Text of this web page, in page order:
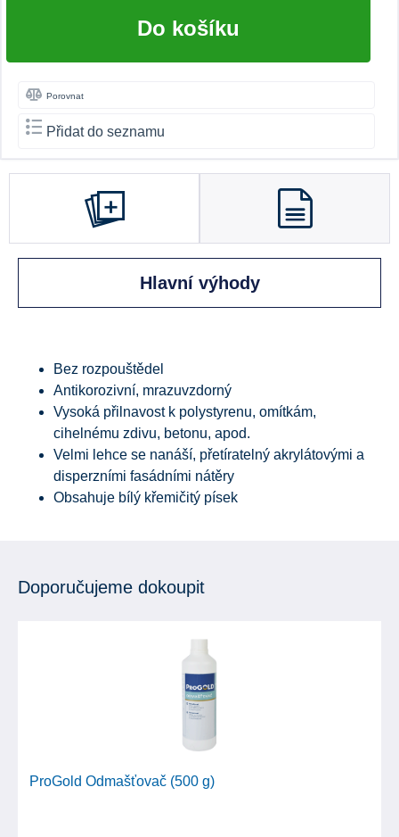
Do košíku
Porovnat
Přidat do seznamu
Hlavní výhody
Bez rozpouštědel
Antikorozivní, mrazuvzdorný
Vysoká přilnavost k polystyrenu, omítkám,
cihelnému zdivu, betonu, apod.
Velmi lehce se nanáší, přetíratelný akrylátovými a
disperzními fasádními nátěry
Obsahuje bílý křemičitý písek
Doporučujeme dokoupit
ProGold Odmašťovač (500 g)